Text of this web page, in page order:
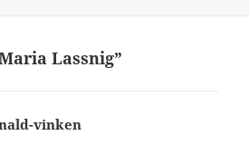
Lassnig”
vinken